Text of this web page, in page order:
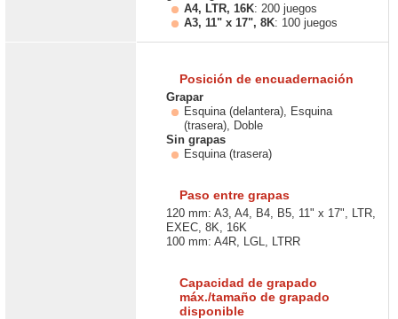
A4, LTR, 16K: 200 juegos
A3, 11" x 17", 8K: 100 juegos
Posición de encuadernación
Grapar
Esquina (delantera), Esquina
(trasera), Doble
Sin grapas
Esquina (trasera)
Paso entre grapas
120 mm: A3, A4, B4, B5, 11" x 17", LTR,
EXEC, 8K, 16K
100 mm: A4R, LGL, LTRR
Capacidad de grapado
máx./tamaño de grapado
disponible